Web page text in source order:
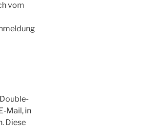
vom
Mail, in
Diese